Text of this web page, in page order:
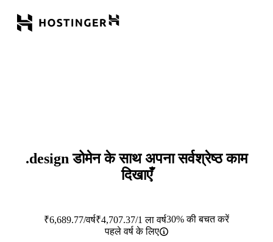
.designडोमेन के साथ अपना सर्वश्रेष्ठ काम
दिखाएँ
₹6,689.77/वर्ष₹4,707.37/1 ला वर्ष30% की बचत करें
पहले वर्ष के लिए